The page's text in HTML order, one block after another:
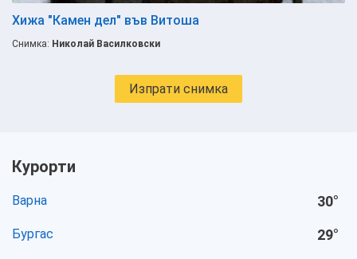
Хижа "Камен дел" във Витоша
Снимка: Николай Василковски
Изпрати снимка
Курорти
Варна 30°
Бургас 29°